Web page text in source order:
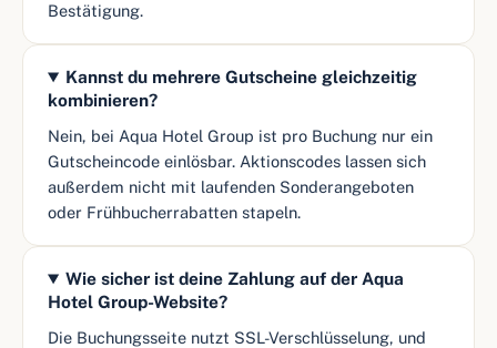
Bestätigung.
Kannst du mehrere Gutscheine gleichzeitig
kombinieren?
Nein, bei Aqua Hotel Group ist pro Buchung nur ein
Gutscheincode einlösbar. Aktionscodes lassen sich
außerdem nicht mit laufenden Sonderangeboten
oder Frühbucherrabatten stapeln.
Wie sicher ist deine Zahlung auf der Aqua
Hotel Group-Website?
Die Buchungsseite nutzt SSL-Verschlüsselung, und